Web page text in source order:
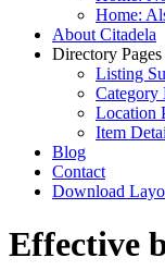
Home:
About Citadela
Directory Pages
Listing
Category
Location
Item
Blog
Contact
Download
Effective